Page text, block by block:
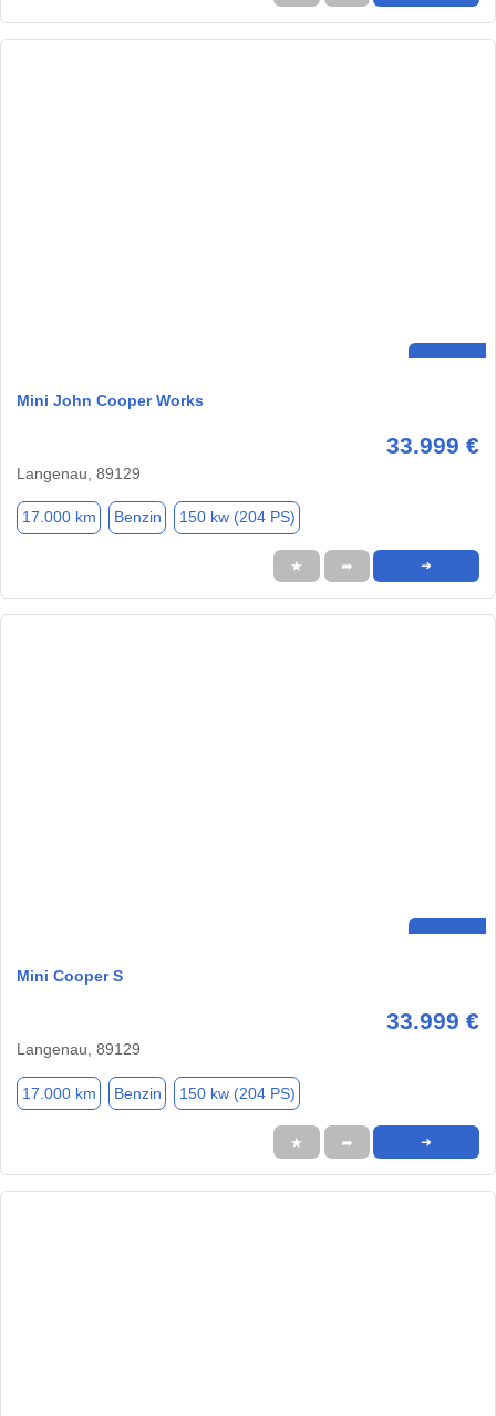
Mini John Cooper Works
33.999 €
Langenau, 89129
17.000 km Benzin 150 kw (204 PS)
★ ➦ ➜
Mini Cooper S
33.999 €
Langenau, 89129
17.000 km Benzin 150 kw (204 PS)
★ ➦ ➜